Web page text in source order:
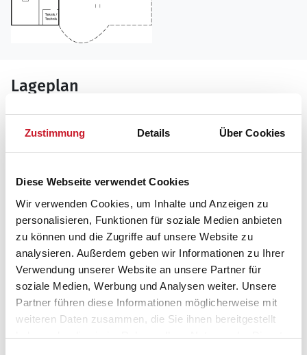
Zustimmung Details Über Cookies
Diese Webseite verwendet Cookies
Wir verwenden Cookies, um Inhalte und Anzeigen zu
personalisieren, Funktionen für soziale Medien anbieten
zu können und die Zugriffe auf unsere Website zu
analysieren. Außerdem geben wir Informationen zu Ihrer
Verwendung unserer Website an unsere Partner für
soziale Medien, Werbung und Analysen weiter. Unsere
Partner führen diese Informationen möglicherweise mit
weiteren Daten zusammen, die Sie ihnen bereitgestellt
haben oder die sie im Rahmen Ihrer Nutzung der Dienste
Lageplan
Ferienhaus 26-0758
Krogsande 30
6857 Blåvand